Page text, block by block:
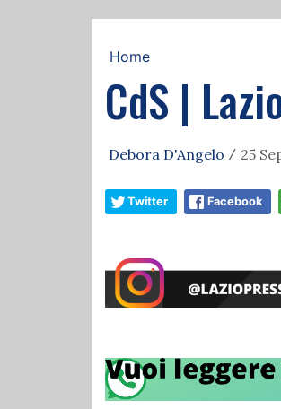
Home
CdS |
Debora D'Angelo / 25
Twitter Facebook